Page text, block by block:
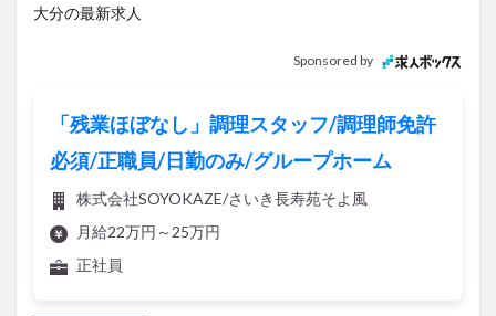
大分の最新求人
Sponsored by
「残業ほぼなし」調理スタッフ/調理師免許
必須/正職員/日勤のみ/グループホーム
株式会社SOYOKAZE/さいき長寿苑そよ風
月給22万円～25万円
正社員
ウクライナ
サイゼリヤ
サウナ
ジャマイカ料理
ジャークチキン
スイーツ
スタバ
セレクトショップ
ソフトクリーム
チキンカレー
テイクアウト
テレビ
トキハ本店
ハロウィン
ハンバーグ